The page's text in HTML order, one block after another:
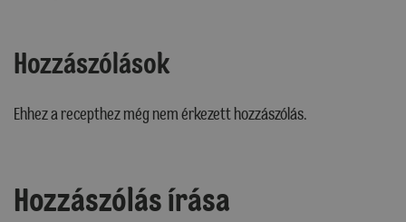
Hozzászólások
Ehhez a recepthez még nem érkezett hozzászólás.
Hozzászólás írása